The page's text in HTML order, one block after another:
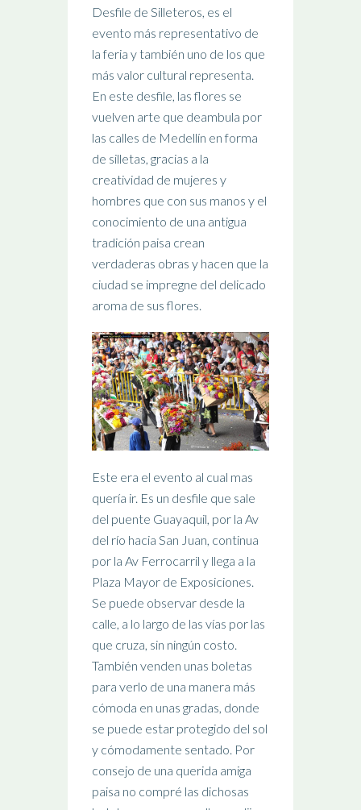
Desfile de Silleteros, es el
evento más representativo de
la feria y también uno de los que
más valor cultural representa.
En este desfile, las flores se
vuelven arte que deambula por
las calles de Medellín en forma
de silletas, gracias a la
creatividad de mujeres y
hombres que con sus manos y el
conocimiento de una antigua
tradición paisa crean
verdaderas obras y hacen que la
ciudad se impregne del delicado
aroma de sus flores.
Este era el evento al cual mas
quería ir. Es un desfile que sale
del puente Guayaquil, por la Av
del río hacia San Juan, continua
por la Av Ferrocarril y llega a la
Plaza Mayor de Exposiciones.
Se puede observar desde la
calle, a lo largo de las vías por las
que cruza, sin ningún costo.
También venden unas boletas
para verlo de una manera más
cómoda en unas gradas, donde
se puede estar protegido del sol
y cómodamente sentado. Por
consejo de una querida amiga
paisa no compré las dichosas